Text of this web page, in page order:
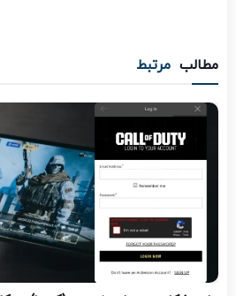
مطالب مرتبط